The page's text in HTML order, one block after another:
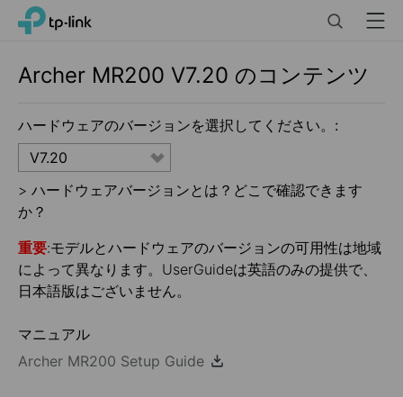
Click
navigation
TP-Link, Reliably Smart Menu
Archer MR200 V7.20 のコンテンツ
ハードウェアのバージョンを選択してください。:
V7.20
> ハードウェアバージョンとは？どこで確認できます
か？
重要:モデルとハードウェアのバージョンの可用性は地域
によって異なります。UserGuideは英語のみの提供で、
日本語版はございません。
マニュアル
Archer MR200 Setup Guide